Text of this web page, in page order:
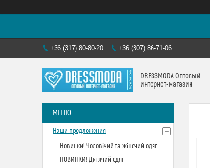
+36 (317) 80-80-20 +36 (307) 86-71-06
DRESSMODA Оптовый
интернет-магазин
Наши предложения
Новинки! Чоловічий та жіночий одяг
НОВИНКИ! Дитячий одяг